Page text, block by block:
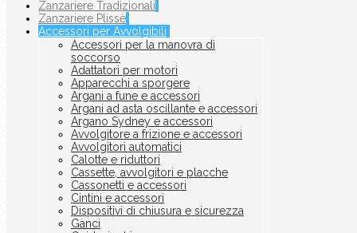
Zanzariere Tradizionali
Zanzariere Plissè
Accessori per Avvolgibili
Accessori per la manovra di
soccorso
Adattatori per motori
Apparecchi a sporgere
Argani a fune e accessori
Argani ad asta oscillante e accessori
Argano Sydney e accessori
Avvolgitore a frizione e accessori
Avvolgitori automatici
Calotte e riduttori
Cassette, avvolgitori e placche
Cassonetti e accessori
Cintini e accessori
Dispositivi di chiusura e sicurezza
Ganci